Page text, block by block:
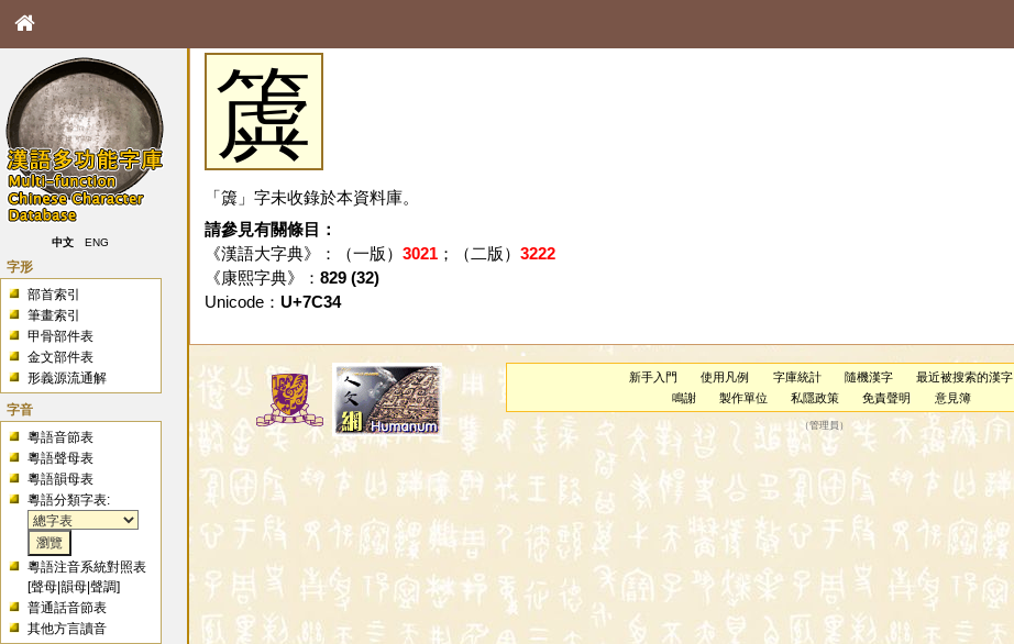
中文 ENG
字形
部首索引
筆畫索引
甲骨部件表
金文部件表
形義源流通解
字音
粵語音節表
粵語聲母表
粵語韻母表
粵語分類字表:
粵語注音系統對照表
[聲母 |韻母 |聲調]
普通話音節表
其他方言讀音
簴
「簴」字未收錄於本資料庫。
請參見有關條目：
《漢語大字典》：（一版） 3021；（二版） 3222
《康熙字典》： 829 (32)
Unicode： U+7C34
新手入門 使用凡例 字庫統計 隨機漢字
最近被搜索的漢字
鳴謝
製作單位 私隱政策 免責聲明 意見簿
（管理員 ）